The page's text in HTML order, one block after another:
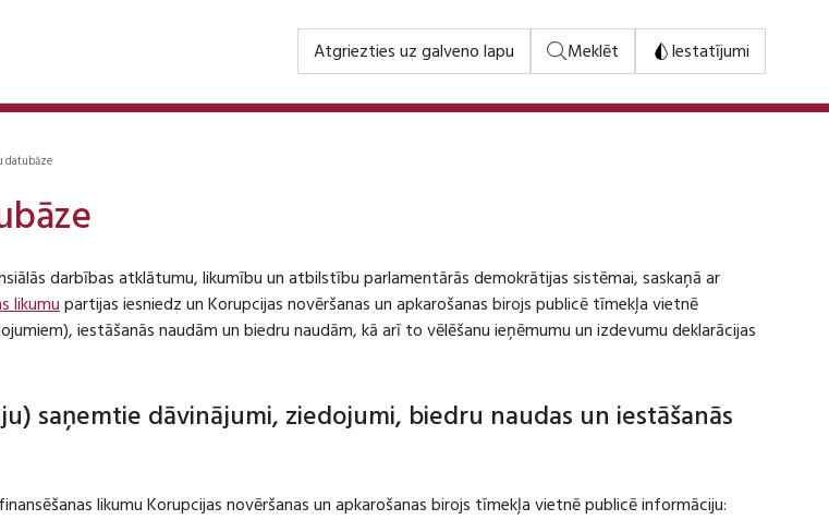
Atgriezties uz galveno lapu Meklēt Iestatījumi
datubāze
darbības atklātumu, likumību un atbilstību parlamentārās demokrātijas sistēmai, saskaņā ar
likumupartijas iesniedz un Korupcijas novēršanas un apkarošanas birojs publicē tīmekļa vietnē
iestāšanās naudām un biedru naudām, kā arī to vēlēšanu ieņēmumu un izdevumu deklarācijas
saņemtie dāvinājumi, ziedojumi, biedru naudas un iestāšanās
likumu Korupcijas novēršanas un apkarošanas birojs tīmekļa vietnē publicē informāciju: